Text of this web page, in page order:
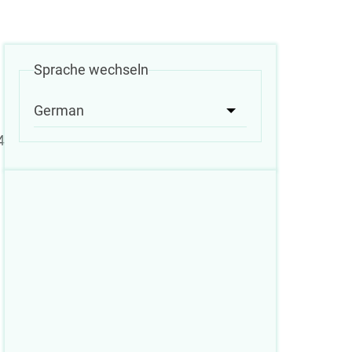
Sprache wechseln
German Weitere Aktionen